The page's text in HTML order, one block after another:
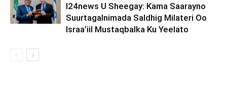
I24news U Sheegay: Kama Saarayno
Suurtagalnimada Saldhig Milateri Oo
Israa’iil Mustaqbalka Ku Yeelato